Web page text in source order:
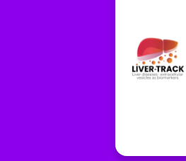
Accèder aux
informations